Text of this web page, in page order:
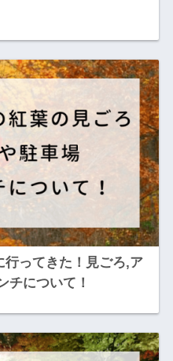
ってきた！見ごろ,ア
チについて！